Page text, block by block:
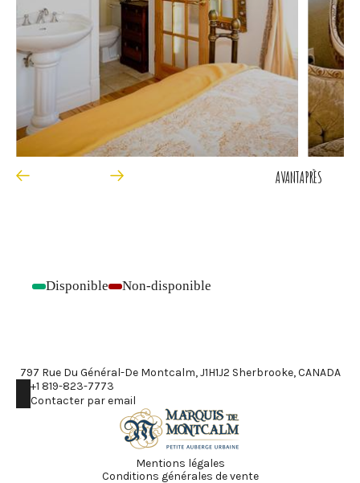
AVANTAPRÈS
- Disponible - Non-disponible
797 Rue Du Général-De Montcalm, J1H1J2 Sherbrooke, CANADA
+1 819-823-7773
Contacter par email
Mentions légales
Conditions générales de vente